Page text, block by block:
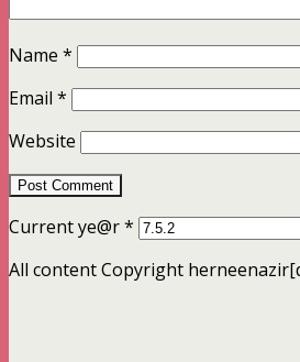
Name *
Email *
Website
Current ye@r*
All content Copyright